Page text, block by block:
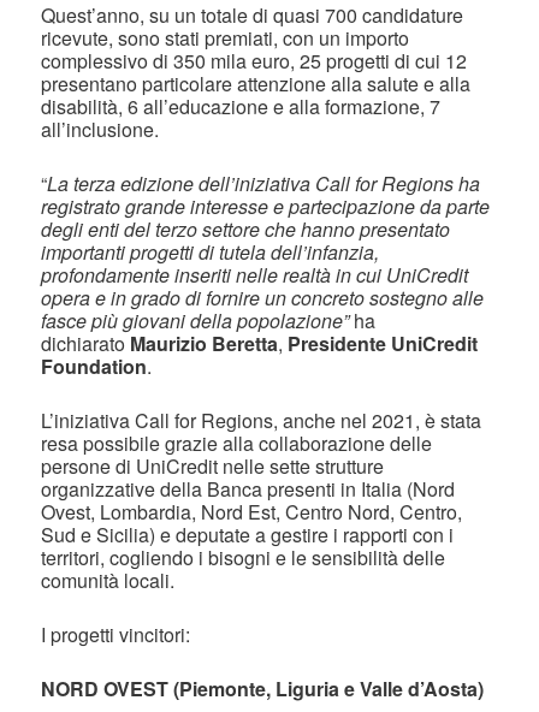
Quest’anno, su un totale di quasi 700 candidature
ricevute, sono stati premiati, con un importo
complessivo di 350 mila euro, 25 progetti di cui 12
presentano particolare attenzione alla salute e alla
disabilità, 6 all’educazione e alla formazione, 7
all’inclusione.
“La terza edizione dell’iniziativa Call for Regions ha
registrato grande interesse e partecipazione da parte
degli enti del terzo settore che hanno presentato
importanti progetti di tutela dell’infanzia,
profondamente inseriti nelle realtà in cui UniCredit
opera e in grado di fornire un concreto sostegno alle
fasce più giovani della popolazione”ha
dichiarato Maurizio Beretta, Presidente UniCredit
Foundation.
L’iniziativa Call for Regions, anche nel 2021, è stata
resa possibile grazie alla collaborazione delle
persone di UniCredit nelle sette strutture
organizzative della Banca presenti in Italia (Nord
Ovest, Lombardia, Nord Est, Centro Nord, Centro,
Sud e Sicilia) e deputate a gestire i rapporti con i
territori, cogliendo i bisogni e le sensibilità delle
comunità locali.
I progetti vincitori:
NORD OVEST (Piemonte, Liguria e Valle d’Aosta)